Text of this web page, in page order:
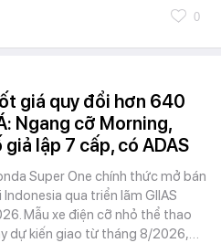
0
giá quy đổi hơn 640
Ngang cỡ Morning,
lập 7 cấp, có ADAS
Super One chính thức mở bán
Indonesia qua triển lãm GIIAS
Mẫu xe điện cỡ nhỏ thể thao
dự kiến giao từ tháng 8/2026,…